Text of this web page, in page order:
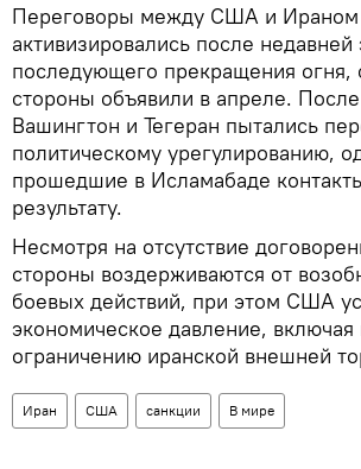
Переговоры между США и Ираном
активизировались после недавней
последующего прекращения огня,
стороны объявили в апреле. После
Вашингтон и Тегеран пытались
политическому урегулированию,
прошедшие в Исламабаде
результату.
Несмотря на отсутствие
стороны воздерживаются от
боевых действий, при этом США
экономическое давление,
ограничению иранской внешней
Иран США санкции В мире